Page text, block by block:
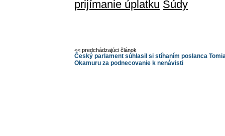
prijímanie úplatku Súdy
<< predchádzajúci článok
Český parlament súhlasil si stíhaním poslanca
Okamuru za podnecovanie k nenávisti